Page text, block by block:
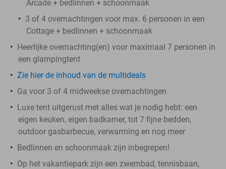
Arcade + bedlinnen + schoonmaak
3 of 4 overnachtingen voor max. 6 personen in een
Cottage + bedlinnen + schoonmaak
Heerlijke overnachting(en) voor maximaal 7 personen in
een glampingtent
Zie hier de inhoud van de multideals
Ga voor 3 of 4 midweekse overnachtingen
Luxe tent uitgerust met alles wat je nodig hebt: een
eigen keuken, eigen badkamer, tot 7 fijne bedden,
outdoor gasbarbecue, verwarming en nog meer
Bedlinnen en schoonmaak zijn inbegrepen!
Op het vakantiepark zijn een zwembad, tennisbaan,